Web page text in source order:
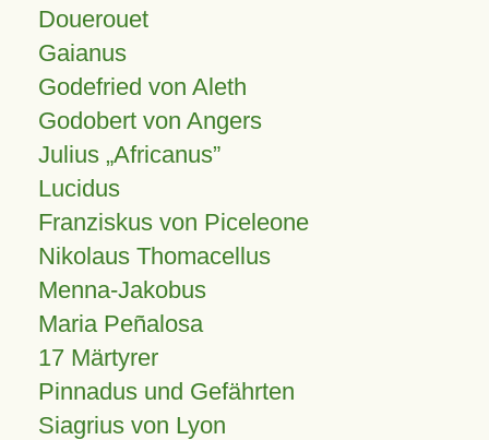
Douerouet
Gaianus
Godefried von Aleth
Godobert von Angers
Julius Africanus
Lucidus
Franziskus von Piceleone
Nikolaus Thomacellus
Menna-Jakobus
Maria Peñalosa
17 Märtyrer
Pinnadus und Gefährten
Siagrius von Lyon